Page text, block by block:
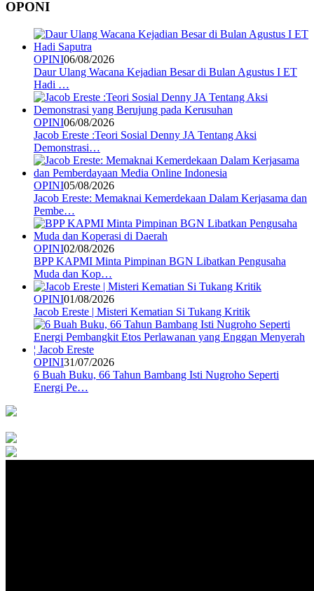
OPONI
OPINI06/08/2026
Daur Ulang Wacana Kejadian Besar di Bulan Agustus I ET
Hadi …
OPINI06/08/2026
Jacob Ereste :Teori Sosial Denny JA Tentang Aksi
Demonstrasi…
OPINI05/08/2026
Jacob Ereste: Memaknai Kemerdekaan Dalam Kerjasama dan
Pembe…
OPINI02/08/2026
BPP KAPMI Minta Pimpinan BGN Libatkan Pengusaha
Muda dan Kop…
OPINI01/08/2026
Jacob Ereste | Misteri Kematian Si Tukang Kritik
OPINI31/07/2026
6 Buah Buku, 66 Tahun Bambang Isti Nugroho Seperti
Energi Pe…